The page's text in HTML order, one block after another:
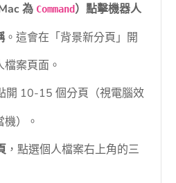
為 Command）點擊機器人
。這會在「背景新分頁」開
案頁面。
開 10-15 個分頁（視電腦效
）。
，點選個人檔案右上角的三